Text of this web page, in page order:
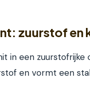
zuurstof
in een
en vormt een